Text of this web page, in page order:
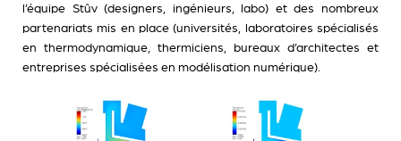
l’équipe Stûv (designers, ingénieurs, labo) et des nombreux
partenariats mis en place (universités, laboratoires spécialisés
en thermodynamique, thermiciens, bureaux d’architectes et
entreprises spécialisées en modélisation numérique).